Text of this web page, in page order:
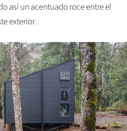
así un acentuado roce entre el
exterior.